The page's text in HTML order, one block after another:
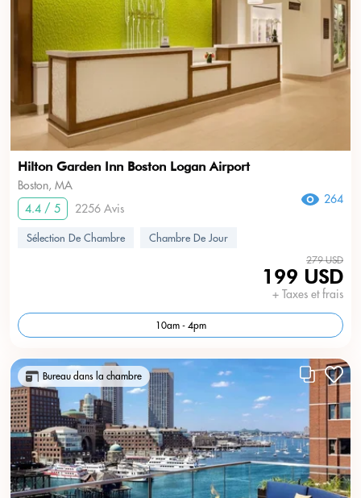
Hilton Garden Inn Boston Logan Airport
Boston, MA
4.4 / 5
2256 Avis
264
Sélection De Chambre Chambre De Jour
279 USD
199 USD
+ Taxes et frais
10am - 4pm
Bureau dans la chambre